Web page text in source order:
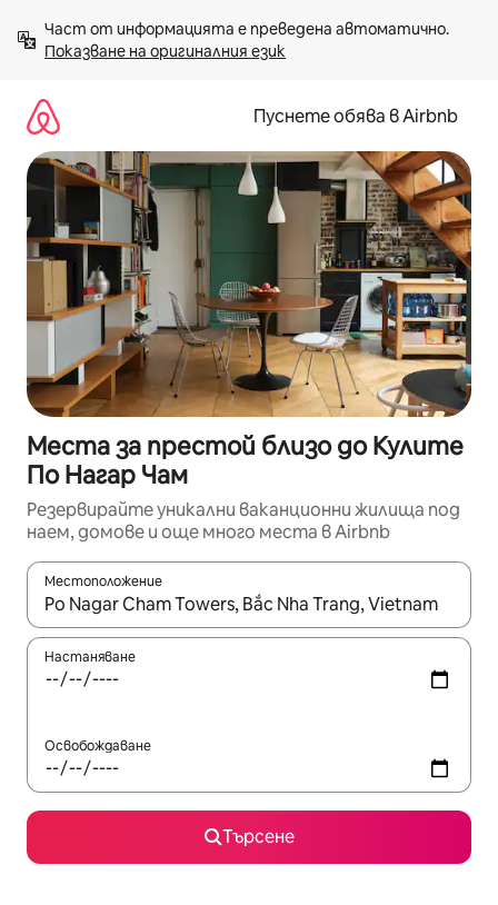
към
съдържанието
Показване на оригиналния език
Пуснете обява в Airbnb
Места за престой близо до Кулите
По Нагар Чам
Резервирайте уникални ваканционни жилища под
наем, домове и още много места в Airbnb
Местоположение
Когато резултатите се покажат, използвайте
Настаняване
Освобождаване
Търсене